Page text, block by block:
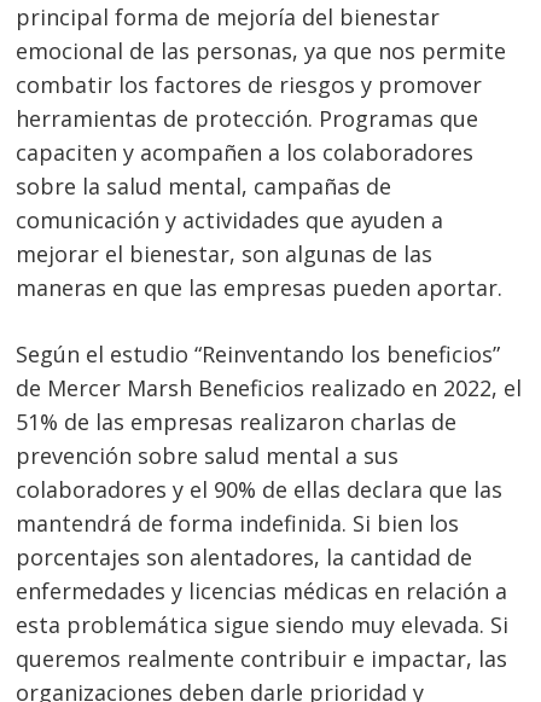
principal forma de mejoría del bienestar
emocional de las personas, ya que nos permite
combatir los factores de riesgos y promover
herramientas de protección. Programas que
capaciten y acompañen a los colaboradores
sobre la salud mental, campañas de
comunicación y actividades que ayuden a
mejorar el bienestar, son algunas de las
maneras en que las empresas pueden aportar.
Según el estudio “Reinventando los beneficios”
de Mercer Marsh Beneficios realizado en 2022, el
51% de las empresas realizaron charlas de
prevención sobre salud mental a sus
colaboradores y el 90% de ellas declara que las
mantendrá de forma indefinida. Si bien los
porcentajes son alentadores, la cantidad de
enfermedades y licencias médicas en relación a
esta problemática sigue siendo muy elevada. Si
queremos realmente contribuir e impactar, las
organizaciones deben darle prioridad y
Navegación
de
entradas